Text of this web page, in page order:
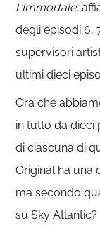
L’Immortale,
degli episodi 6,
supervisori
ultimi dieci
Ora che
in tutto da dieci
di ciascuna di
Original ha una
ma secondo
su Sky Atlantic?